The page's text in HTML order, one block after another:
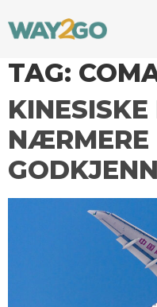
TAG:
KINESISKE
NÆRMERE